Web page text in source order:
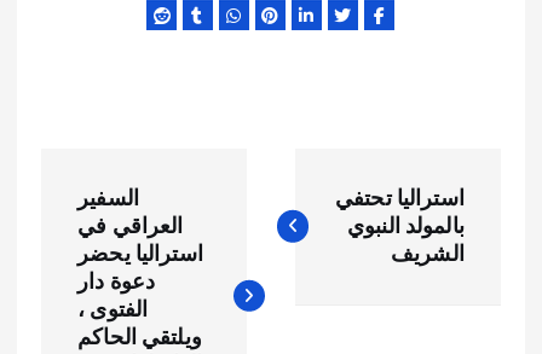
ص
استراليا تحتفي
بالمولد النبوي
الشريف
السفير
العراقي في
استراليا يحضر
دعوة دار
الفتوى ،
ويلتقي الحاكم